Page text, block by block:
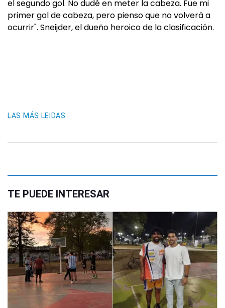
el segundo gol. No dudé en meter la cabeza. Fue mi
primer gol de cabeza, pero pienso que no volverá a
ocurrir". Sneijder, el dueño heroico de la clasificación.
LAS MÁS LEIDAS
TE PUEDE INTERESAR